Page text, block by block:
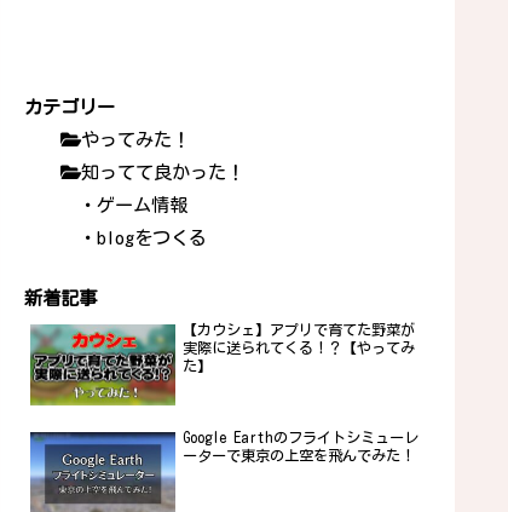
カテゴリー
やってみた！
知ってて良かった！
・ゲーム情報
・blogをつくる
新着記事
【カウシェ】アプリで育てた野菜が
実際に送られてくる！？【やってみ
た】
Google Earthのフライトシミューレ
ーターで東京の上空を飛んでみた！